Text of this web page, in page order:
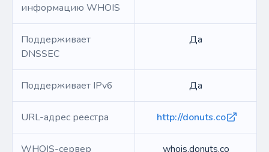
информацию WHOIS
Поддерживает
DNSSEC
Да
Поддерживает IPv6 Да
URL-адрес реестра http://donuts.co
WHOIS-сервер whois.donuts.co